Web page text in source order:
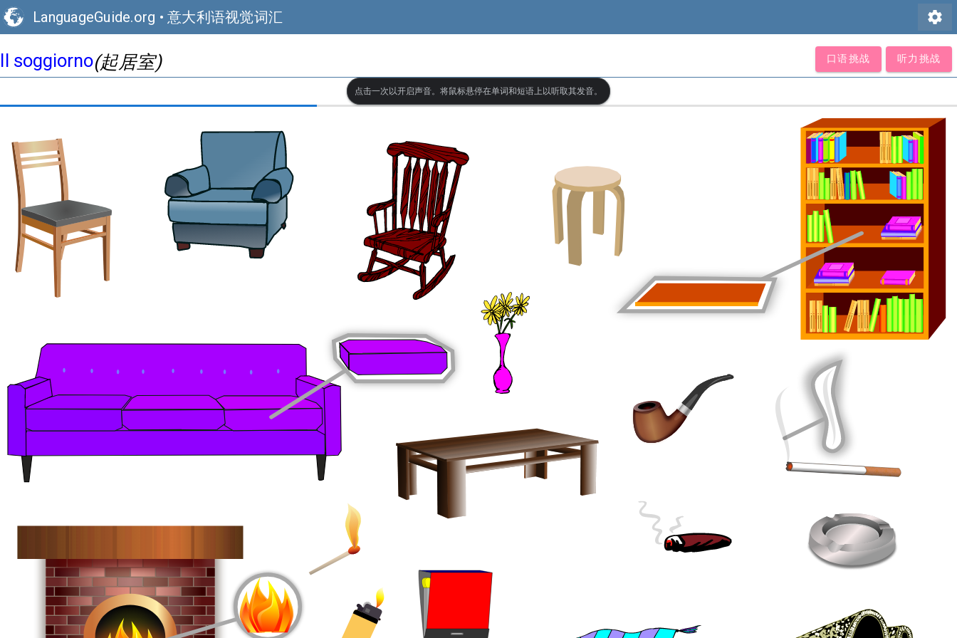
LanguageGuide.org • 意大利语视觉词汇 settings
Il soggiorno(起居室) 口语挑战 听力挑战
点击一次以开启声音。将鼠标悬停在单词和短语上以听取其发音。